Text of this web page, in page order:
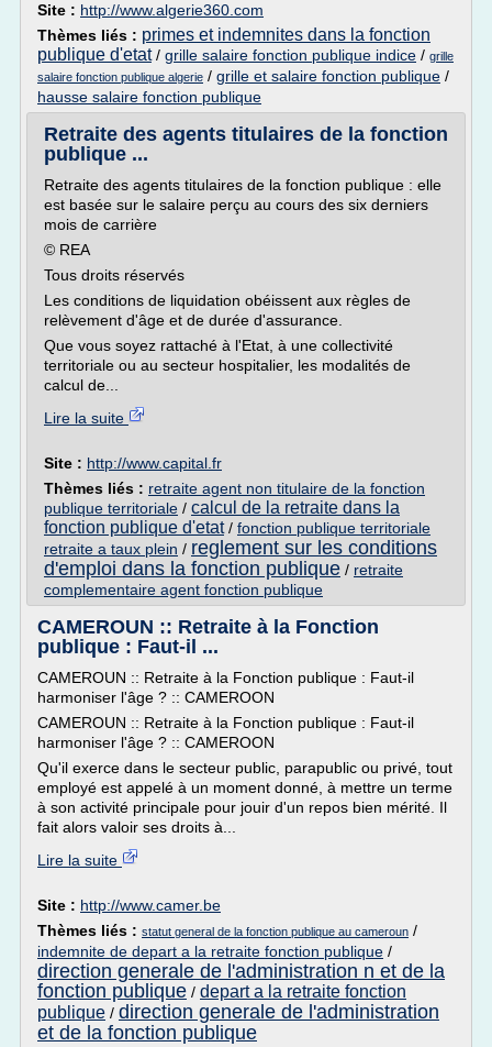
Site : http://www.algerie360.com
Thèmes liés : primes et indemnites dans la fonction
publique d'etat/ grille salaire fonction publique indice / grille
salaire fonction publique algerie / grille et salaire fonction publique /
hausse salaire fonction publique
Retraite des agents titulaires de la fonction
publique ...
Retraite des agents titulaires de la fonction publique : elle
est basée sur le salaire perçu au cours des six derniers
mois de carrière
© REA
Tous droits réservés
Les conditions de liquidation obéissent aux règles de
relèvement d'âge et de durée d'assurance.
Que vous soyez rattaché à l'Etat, à une collectivité
territoriale ou au secteur hospitalier, les modalités de
calcul de...
Lire la suite
Site : http://www.capital.fr
Thèmes liés : retraite agent non titulaire de la fonction
publique territoriale / calcul de la retraite dans la
fonction publique d'etat/ fonction publique territoriale
retraite a taux plein / reglement sur les conditions
d'emploi dans la fonction publique / retraite
complementaire agent fonction publique
CAMEROUN :: Retraite à la Fonction
publique : Faut-il ...
CAMEROUN :: Retraite à la Fonction publique : Faut-il
harmoniser l'âge ? :: CAMEROON
CAMEROUN :: Retraite à la Fonction publique : Faut-il
harmoniser l'âge ? :: CAMEROON
Qu'il exerce dans le secteur public, parapublic ou privé, tout
employé est appelé à un moment donné, à mettre un terme
à son activité principale pour jouir d'un repos bien mérité. Il
fait alors valoir ses droits à...
Lire la suite
Site : http://www.camer.be
Thèmes liés : statut general de la fonction publique au cameroun /
indemnite de depart a la retraite fonction publique /
direction generale de l'administration n et de la
fonction publique / depart a la retraite fonction
publique / direction generale de l'administration
et de la fonction publique